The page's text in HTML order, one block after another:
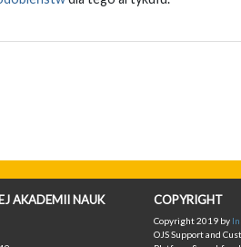
AKADEMII NAUK COPYRIGHT
Copyright 2019 by
OJS Support and